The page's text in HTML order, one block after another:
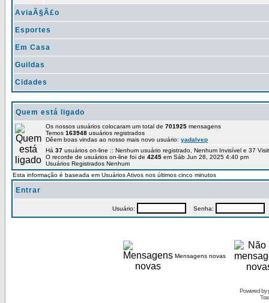
AviaÃ§Ã£o
Esportes
Em Casa
Guildas
Cidades
Quem está ligado
Os nossos usuários colocaram um total de 701925 mensagens
Temos 163948 usuários registrados
Dêem boas vindas ao nosso mais novo usuário: yadalvep
Há 37 usuários on-line :: Nenhum usuário registrado, Nenhum Invisível e 37
O recorde de usuários on-line foi de 4245 em Sáb Jun 28, 2025 4:40 pm
Usuários Registrados Nenhum
Esta informação é baseada em Usuários Ativos nos últimos cinco minutos
Entrar
Usuário: Senha:
Mensagens novas
Powered by